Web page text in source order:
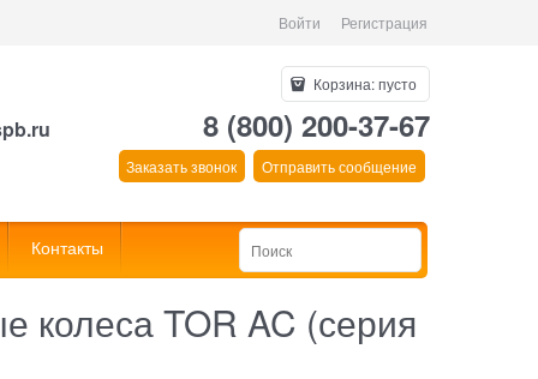
Войти Регистрация
Корзина:пусто
8 (800) 200-37-67
Заказать звонок Отправить сообщение
Контакты
колеса TOR AC (серия